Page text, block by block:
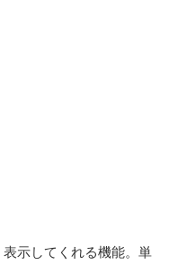
示してくれる機能。単